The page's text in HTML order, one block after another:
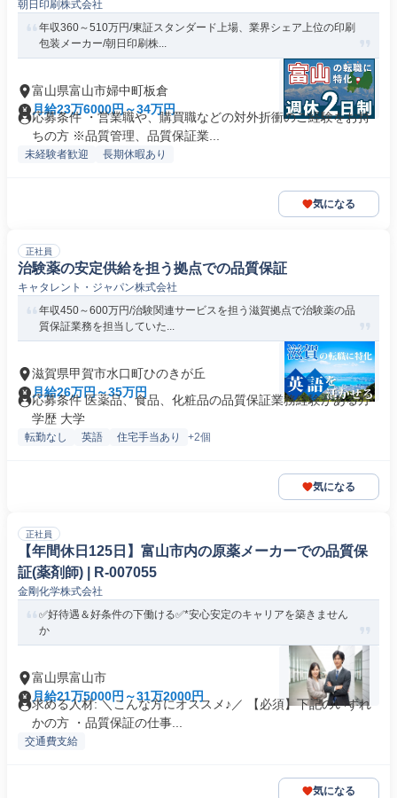
朝日印刷株式会社
年収360～510万円/東証スタンダード上場、業界シェア上位の印刷
包装メーカー/朝日印刷株...
富山県富山市婦中町板倉
月給23万6000円～34万円
応募条件 ・営業職や、購買職などの対外折衝のご経験をお持
ちの方 ※品質管理、品質保証業...
未経験者歓迎 長期休暇あり
気になる
正社員
治験薬の安定供給を担う拠点での品質保証
キャタレント・ジャパン株式会社
年収450～600万円/治験関連サービスを担う滋賀拠点で治験薬の品
質保証業務を担当していた...
滋賀県甲賀市水口町ひのきが丘
月給26万円～35万円
応募条件 医薬品、食品、化粧品の品質保証業務経験がある方
学歴 大学
転勤なし 英語 住宅手当あり +2個
気になる
正社員
【年間休日125日】富山市内の原薬メーカーでの品質保
証(薬剤師) | R-007055
金剛化学株式会社
✅好待遇＆好条件の下働ける✅*安心安定のキャリアを築きません
か
富山県富山市
月給21万5000円～31万2000円
求める人材: ＼こんな方にオススメ♪／ 【必須】下記のいずれ
かの方 ・品質保証の仕事...
交通費支給
気になる